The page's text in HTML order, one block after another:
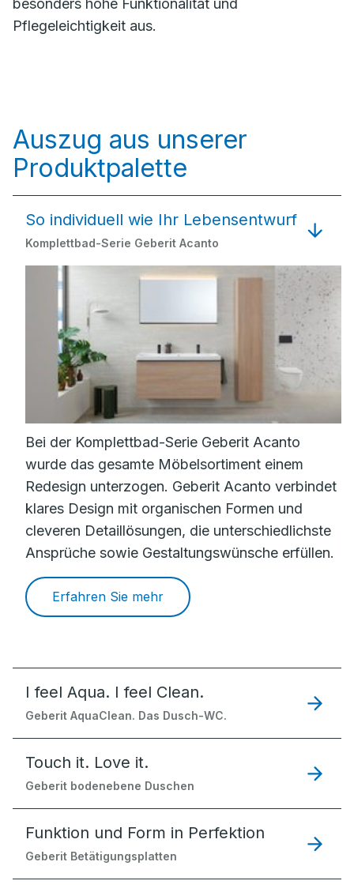
besonders hohe Funktionalität und
Pflegeleichtigkeit aus.
Auszug aus unserer
Produktpalette
So individuell wie Ihr Lebensentwurf
Komplettbad-Serie Geberit Acanto
Bei der Komplettbad-Serie Geberit Acanto
wurde das gesamte Möbelsortiment einem
Redesign unterzogen. Geberit Acanto verbindet
klares Design mit organischen Formen und
cleveren Detaillösungen, die unterschiedlichste
Ansprüche sowie Gestaltungswünsche erfüllen.
Erfahren Sie mehr
I feel Aqua. I feel Clean.
Geberit AquaClean. Das Dusch-WC.
Touch it. Love it.
Geberit bodenebene Duschen
Funktion und Form in Perfektion
Geberit Betätigungsplatten